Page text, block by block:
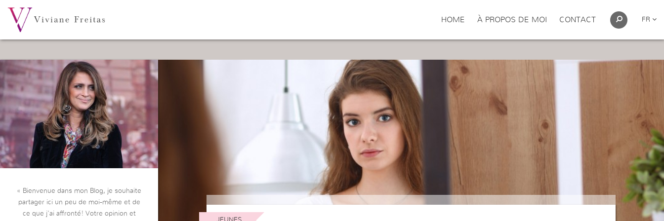
HOME À PROPOS DE MOI CONTACT FR
« Bienvenue dans mon Blog, je souhaite
partager ici un peu de moi-même et de
ce que j’ai affronté! Votre opinion et